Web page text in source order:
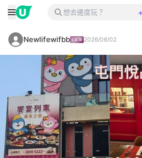
Newlifewifbb 2026/06/02